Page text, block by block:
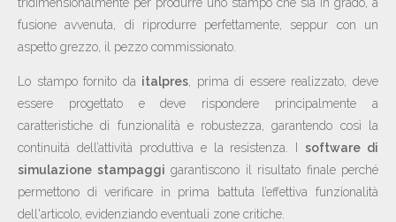
fusione avvenuta, di riprodurre perfettamente, seppur con un
aspetto grezzo, il pezzo commissionato.
Lo stampo fornito da italpres , prima di essere realizzato, deve
essere progettato e deve rispondere principalmente a
caratteristiche di funzionalità e robustezza, garantendo così la
continuità dell’attività produttiva e la resistenza. Isoftware di
simulazione stampaggi garantiscono il risultato finale perché
permettono di verificare in prima battuta l’effettiva funzionalità
dell'articolo, evidenziando eventuali zone critiche.